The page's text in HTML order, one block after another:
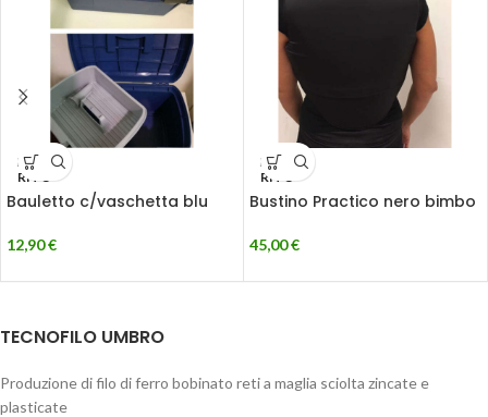
ESAU
RITO
Bauletto c/vaschetta blu
12,90€
ESAU
RITO
Bustino Practico nero bimbo
45,00€
TECNOFILO UMBRO
Produzione di filo di ferro bobinato reti a maglia sciolta zincate e
plasticate